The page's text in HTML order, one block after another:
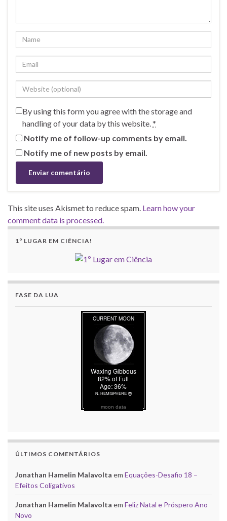
By using this form you agree with the storage and
handling of your data by this website.*
Notify me of follow-up comments by email.
Notify me of new posts by email.
This site uses Akismet to reduce spam. Learn how your
comment data is processed.
1º LUGAR EM CIÊNCIA!
FASE DA LUA
moon data
ÚLTIMOS COMENTÁRIOS
Jonathan Hamelin Malavolta em Equações-Desafio 18 –
Efeitos Coligativos
Jonathan Hamelin Malavolta em Feliz Natal e Próspero Ano
Novo